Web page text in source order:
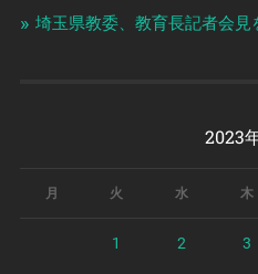
埼玉県教委、教育長記者会見
2023
月 火 水 木
1 2 3